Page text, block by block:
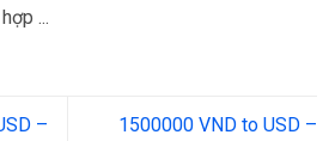
...
–
1500000 VND to USD –